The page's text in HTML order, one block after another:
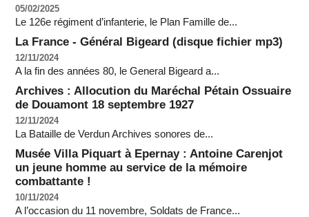
05/02/2025
Le 126e régiment d’infanterie, le Plan Famille de...
La France - Général Bigeard (disque fichier mp3)
12/11/2024
A la fin des années 80, le General Bigeard a...
Archives : Allocution du Maréchal Pétain Ossuaire
de Douamont 18 septembre 1927
12/11/2024
La Bataille de Verdun Archives sonores de...
Musée Villa Piquart à Epernay : Antoine Carenjot
un jeune homme au service de la mémoire
combattante !
10/11/2024
A l’occasion du 11 novembre, Soldats de France...